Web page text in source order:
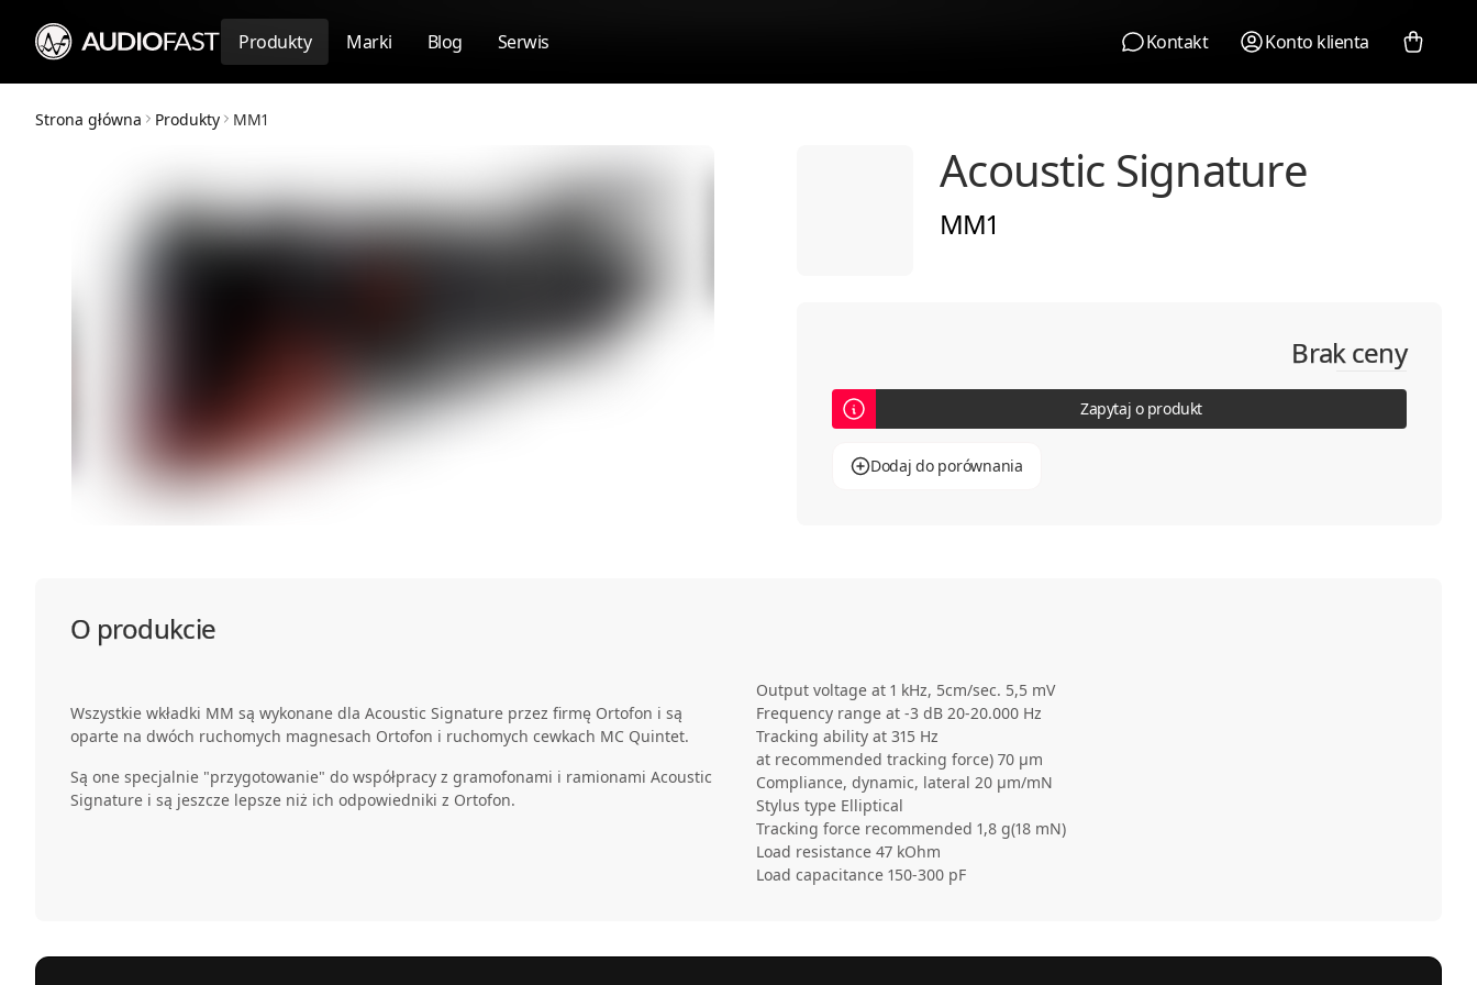
Produkty Marki Blog Serwis Kontakt Konto klienta
Strona główna Produkty MM1
Acoustic Signature
MM1
Brak ceny
Zapytaj o produkt
Dodaj do porównania
O produkcie
Wszystkie wkładki MM są wykonane dla Acoustic Signature przez firmę Ortofon i są
oparte na dwóch ruchomych magnesach Ortofon i ruchomych cewkach MC Quintet.
Są one specjalnie "przygotowanie" do współpracy z gramofonami i ramionami Acoustic
Signature i są jeszcze lepsze niż ich odpowiedniki z Ortofon.
Output voltage at 1 kHz, 5cm/sec. 5,5 mV
Frequency range at -3 dB 20-20.000 Hz
Tracking ability at 315 Hz
at recommended tracking force) 70 μm
Compliance, dynamic, lateral 20 μm/mN
Stylus type Elliptical
Tracking force recommended 1,8 g(18 mN)
Load resistance 47 kOhm
Load capacitance 150-300 pF